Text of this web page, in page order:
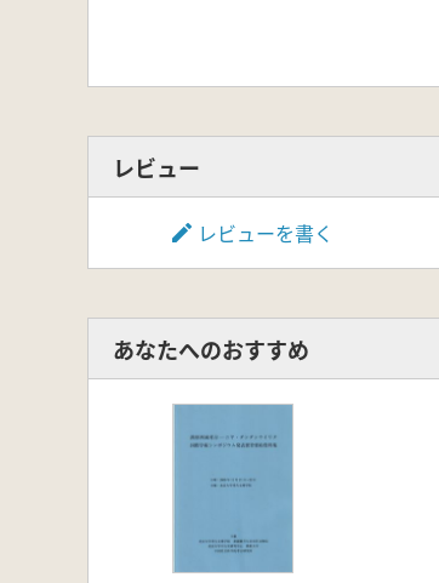
レビュー
レビューを書く
あなたへのおすすめ